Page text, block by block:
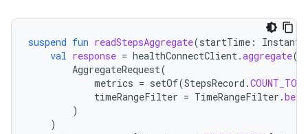
suspend fun readStepsAggregate(startTime : Instant
val response = healthConnectClient.aggregate(
AggregateRequest(
metrics = setOf(StepsRecord .
timeRangeFilter = TimeRangeFilter .
)
)